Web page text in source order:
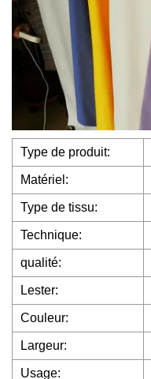
Type de produit:
Matériel:
Type de tissu:
Technique:
qualité:
Lester:
Couleur:
Largeur:
Usage: